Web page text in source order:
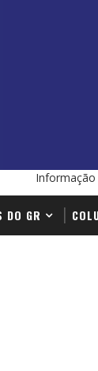
DO GR